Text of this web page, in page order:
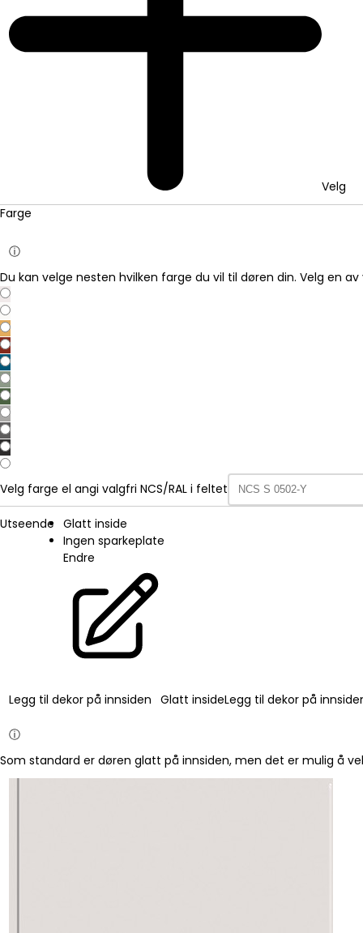
Velg
Farge
ⓘ
Du kan velge nesten hvilken farge du vil til døren din. Velg en
Velg farge el angi valgfri NCS/RAL i feltet
Utseende
Glatt inside
Ingen sparkeplate
Endre
Legg til dekor på innsiden Glatt insideLegg til dekor på
ⓘ
Som standard er døren glatt på innsiden, men det er mulig å